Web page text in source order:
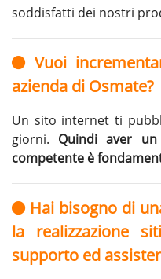
soddisfatti dei nostri
Vuoi
azienda di Osmate?
Un sito internet ti
giorni. Quindi aver un
competente è
Hai bisogno di
la realizzazione
supporto ed